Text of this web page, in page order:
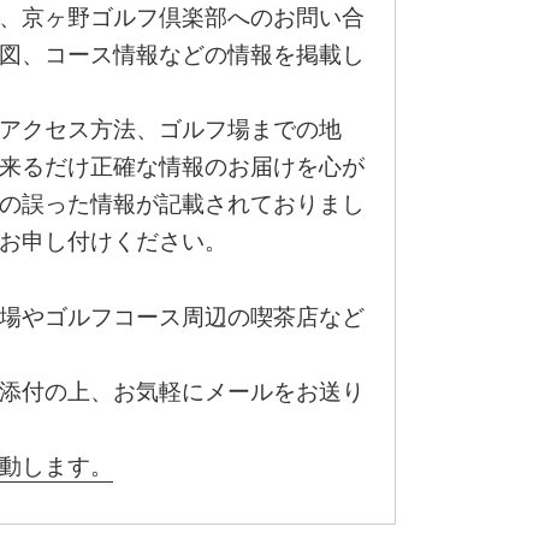
京ヶ野ゴルフ倶楽部へのお問い合
、コース情報などの情報を掲載し
クセス方法、ゴルフ場までの地
るだけ正確な情報のお届けを心が
誤った情報が記載されておりまし
申し付けください。
やゴルフコース周辺の喫茶店など
付の上、お気軽にメールをお送り
します。